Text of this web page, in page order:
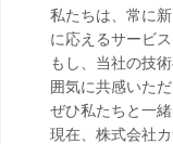
私たちは、常に
に応えるサービ
もし、当社の技
囲気に共感いただ
ぜひ私たちと一
現在、株式会社